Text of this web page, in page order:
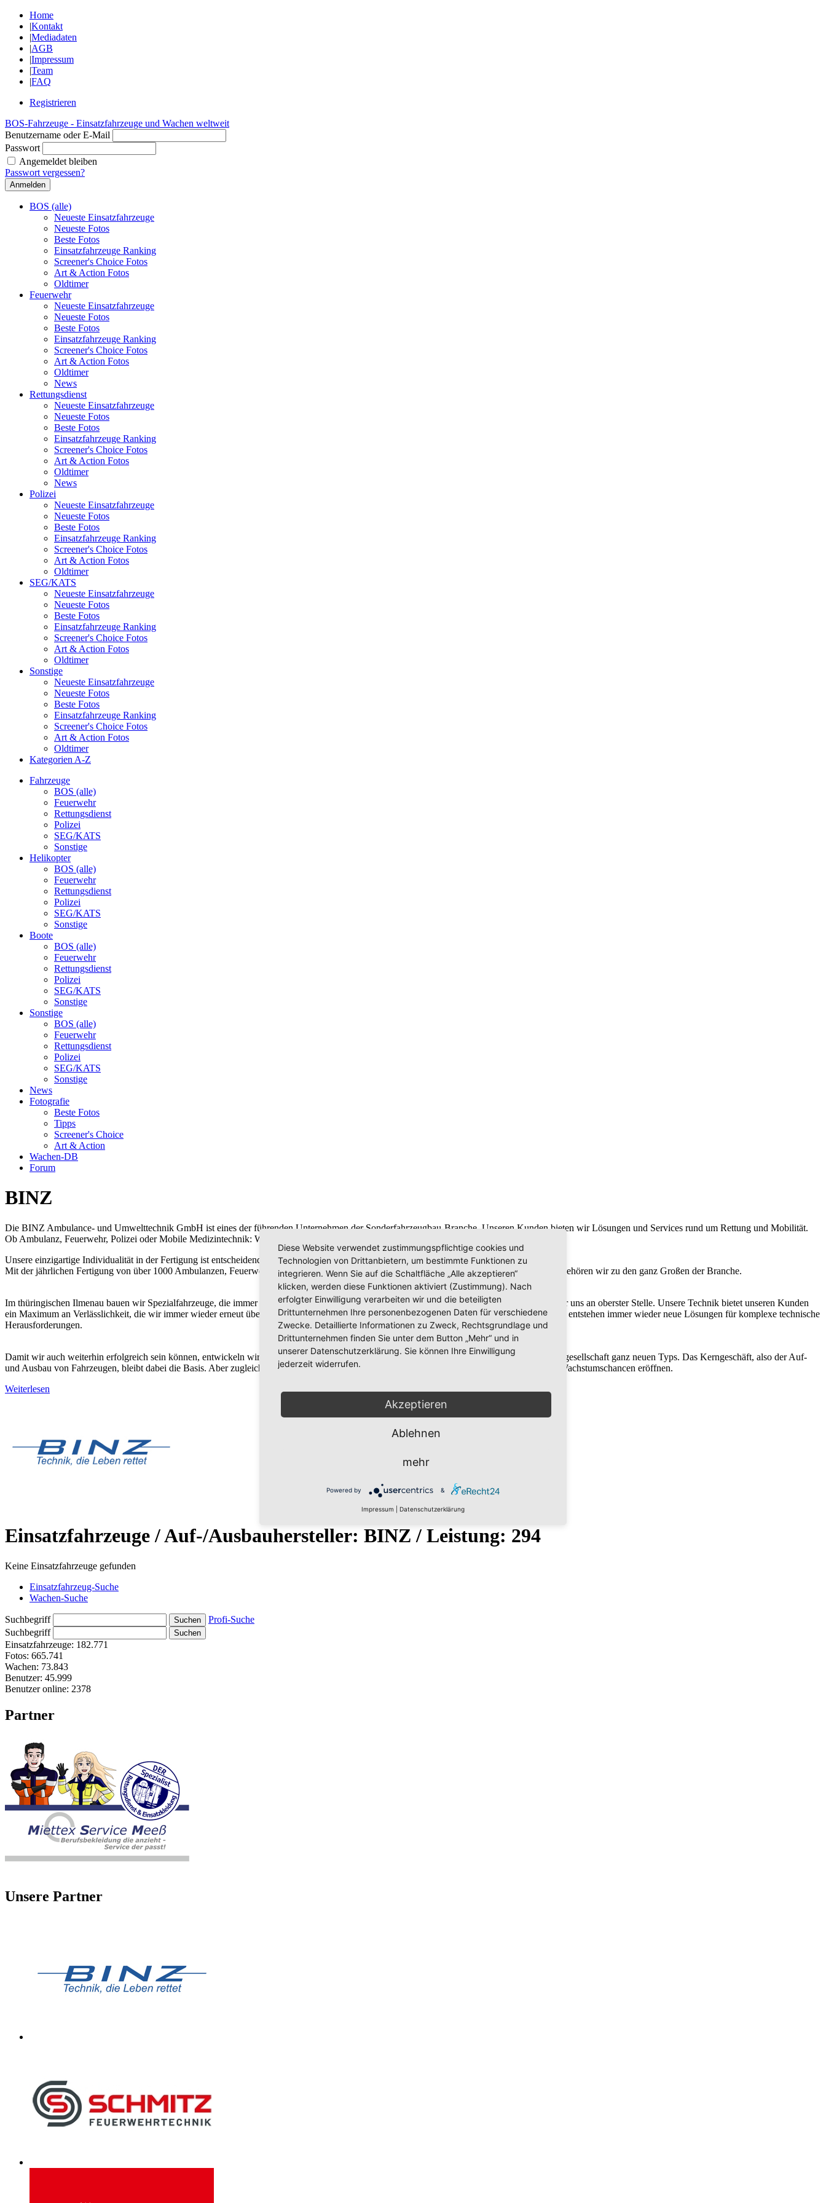
Home
|Kontakt
|Mediadaten
|AGB
|Impressum
|Team
|FAQ
Registrieren
BOS-Fahrzeuge - Einsatzfahrzeuge und Wachen weltweit
Benutzername oder E-Mail
Passwort
Angemeldet bleiben
Passwort vergessen?
BOS (alle)
Neueste Einsatzfahrzeuge
Neueste Fotos
Beste Fotos
Einsatzfahrzeuge Ranking
Screener's Choice Fotos
Art & Action Fotos
Oldtimer
Feuerwehr
Neueste Einsatzfahrzeuge
Neueste Fotos
Beste Fotos
Einsatzfahrzeuge Ranking
Screener's Choice Fotos
Art & Action Fotos
Oldtimer
News
Rettungsdienst
Neueste Einsatzfahrzeuge
Neueste Fotos
Beste Fotos
Einsatzfahrzeuge Ranking
Screener's Choice Fotos
Art & Action Fotos
Oldtimer
News
Polizei
Neueste Einsatzfahrzeuge
Neueste Fotos
Beste Fotos
Einsatzfahrzeuge Ranking
Screener's Choice Fotos
Art & Action Fotos
Oldtimer
SEG/KATS
Neueste Einsatzfahrzeuge
Neueste Fotos
Beste Fotos
Einsatzfahrzeuge Ranking
Screener's Choice Fotos
Art & Action Fotos
Oldtimer
Sonstige
Neueste Einsatzfahrzeuge
Neueste Fotos
Beste Fotos
Einsatzfahrzeuge Ranking
Screener's Choice Fotos
Art & Action Fotos
Oldtimer
Kategorien A-Z
Fahrzeuge
BOS (alle)
Feuerwehr
Rettungsdienst
Polizei
SEG/KATS
Sonstige
Helikopter
BOS (alle)
Feuerwehr
Rettungsdienst
Polizei
SEG/KATS
Sonstige
Boote
BOS (alle)
Feuerwehr
Rettungsdienst
Polizei
SEG/KATS
Sonstige
Sonstige
BOS (alle)
Feuerwehr
Rettungsdienst
Polizei
SEG/KATS
Sonstige
News
Fotografie
Beste Fotos
Tipps
Screener's Choice
Art & Action
Wachen-DB
Forum
BINZ
Die BINZ Ambulance- und Umwelttechnik GmbH ist eines der führenden Unternehmen der Sonderfahrzeugbau-Branche. Unseren Kunden bieten wir Lösungen und Services rund um Rettung und Mobilität.
Ob Ambulanz, Feuerwehr, Polizei oder Mobile Medizintechnik: Wir bauen innovative Spezialfahrzeuge von höchster Qualität.
Unsere einzigartige Individualität in der Fertigung ist entscheidend für unseren Erfolg – in Deutschland, in Europa und in der Welt.
Mit der jährlichen Fertigung von über 1000 Ambulanzen, Feuerwehr- und Behördenfahrzeugen sowie Ausbauten für den medizinischen Dienst gehören wir zu den ganz Großen der Branche.
Im thüringischen Ilmenau bauen wir Spezialfahrzeuge, die immer dann zum Einsatz kommen, wenn es brenzlig wird. Deshalb steht Sicherheit für uns an oberster Stelle. Unsere Technik bietet unseren Kunden
ein Maximum an Verlässlichkeit, die wir immer wieder erneut überprüfen. Dabei hilft uns u. a. die enge Zusammenarbeit mit der TU Ilmenau. So entstehen immer wieder neue Lösungen für komplexe technische
Herausforderungen.
Damit wir auch weiterhin erfolgreich sein können, entwickeln wir uns schon heute von dem klassischen Sonderfahrzeugbau hin zu einer Servicegesellschaft ganz neuen Typs. Das Kerngeschäft, also der Auf-
und Ausbau von Fahrzeugen, bleibt dabei die Basis. Aber zugleich engagieren wir uns offensiv in Geschäftsfeldern, in denen sich für uns neue Wachstumschancen eröffnen.
Weiterlesen
Einsatzfahrzeuge / Auf-/Ausbauhersteller: BINZ / Leistung: 294
Keine Einsatzfahrzeuge gefunden
Einsatzfahrzeug-Suche
Wachen-Suche
Suchbegriff
Profi-Suche
Suchbegriff
Einsatzfahrzeuge: 182.771
Fotos: 665.741
Wachen: 73.843
Benutzer: 45.999
Benutzer online: 2378
Partner
Unsere Partner
Diese Website verwendet zustimmungspflichtige cookies und
Technologien von Drittanbietern, um bestimmte Funktionen zu
integrieren. Wenn Sie auf die Schaltfläche „Alle akzeptieren“
klicken, werden diese Funktionen aktiviert (Zustimmung). Nach
erfolgter Einwilligung verarbeiten wir und die beteiligten
Drittunternehmen Ihre personenbezogenen Daten für verschiedene
Zwecke. Detaillierte Informationen zu Zweck, Rechtsgrundlage und
Drittunternehmen finden Sie unter dem Button „Mehr“ und in
unserer Datenschutzerklärung. Sie können Ihre Einwilligung
jederzeit widerrufen.
Akzeptieren
Ablehnen
mehr
Powered by &
Impressum Datenschutzerklärung